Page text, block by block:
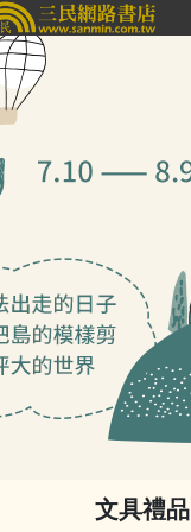
文具禮品